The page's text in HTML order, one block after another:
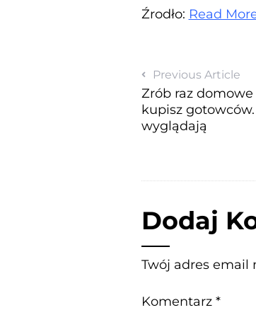
Źrodło: Read
Previous Article
Zrób raz
kupisz
wyglądają
Dodaj
Twój adres email
Komentarz *